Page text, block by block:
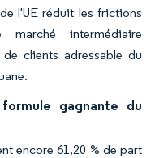
l'UE réduit les frictions
intermédiaire
clients adressable du
gagnante du
encore 61,20 % de part